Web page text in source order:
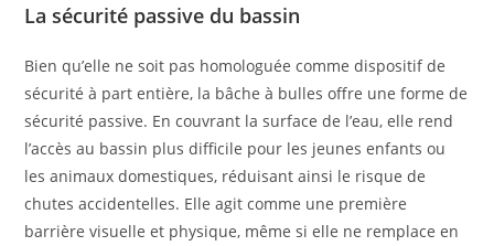
La sécurité passive du bassin
Bien qu’elle ne soit pas homologuée comme dispositif de
sécurité à part entière, la bâche à bulles offre une forme de
sécurité passive. En couvrant la surface de l’eau, elle rend
l’accès au bassin plus difficile pour les jeunes enfants ou
les animaux domestiques, réduisant ainsi le risque de
chutes accidentelles. Elle agit comme une première
barrière visuelle et physique, même si elle ne remplace en